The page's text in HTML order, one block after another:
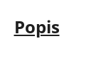
Popis